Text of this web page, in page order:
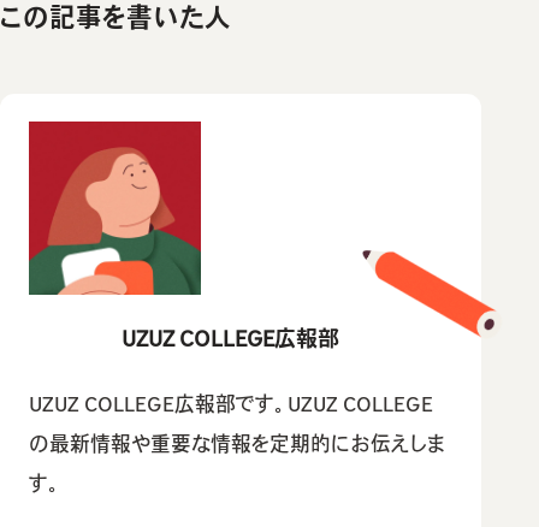
この記事を書いた人
UZUZ COLLEGE広報部
UZUZ COLLEGE広報部です。UZUZ COLLEGE
の最新情報や重要な情報を定期的にお伝えしま
す。